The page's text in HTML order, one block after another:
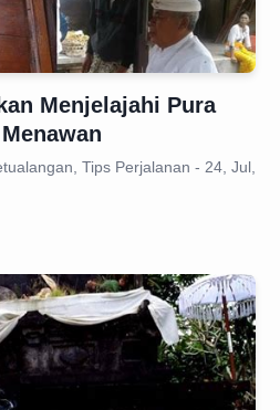
Menjelajahi Pura
Tips Perjalanan - 24, Jul,